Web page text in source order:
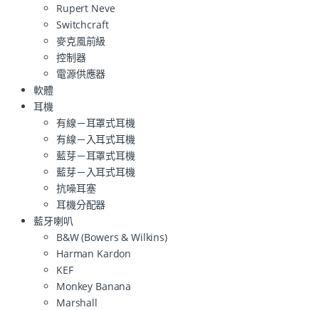
Rupert Neve
Switchcraft
麥克風前級
控制器
電源供應器
軟體
耳機
有線－耳罩式耳機
有線－入耳式耳機
藍芽－耳罩式耳機
藍芽－入耳式耳機
抗噪耳塞
耳機分配器
藍牙喇叭
B&W (Bowers & Wilkins)
Harman Kardon
KEF
Monkey Banana
Marshall